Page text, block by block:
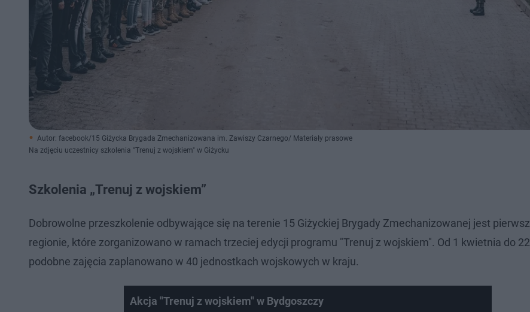
Autor: facebook/15 Giżycka Brygada Zmechanizowana im. Zawiszy Czarnego/ Materiały prasowe
Na zdjęciu uczestnicy szkolenia "Trenuj z wojskiem" w Giżycku
Szkolenia „Trenuj z wojskiem”
Dobrowolne przeszkolenie odbywające się na terenie 15 Giżyckiej Brygady Zmechanizowanej jest
regionie, które zorganizowano w ramach trzeciej edycji programu "Trenuj z wojskiem". Od 1 kwietnia do
podobne zajęcia zaplanowano w 40 jednostkach wojskowych w kraju.
Akcja "Trenuj z wojskiem" w Bydgoszczy